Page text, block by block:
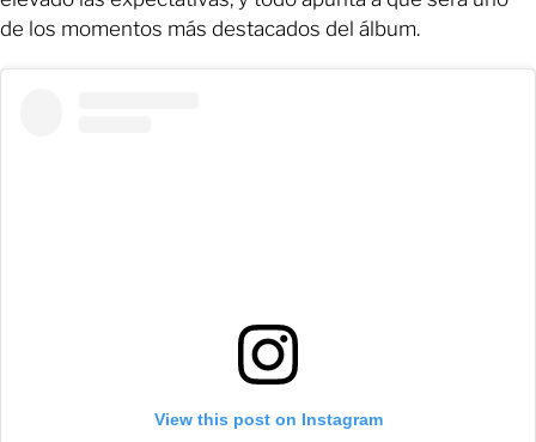
de los momentos más destacados del álbum.
View this post on Instagram